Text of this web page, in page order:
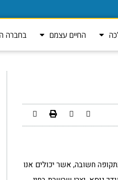
החיים עצמם בחברה
חשובה, אשר יכולים אנו